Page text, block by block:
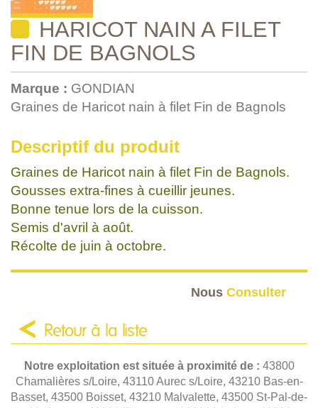
HARICOT NAIN A FILET
FIN DE BAGNOLS
Marque : GONDIAN
Graines de Haricot nain à filet Fin de Bagnols
Descriptif du produit
Graines de Haricot nain à filet Fin de Bagnols.
Gousses extra-fines à cueillir jeunes.
Bonne tenue lors de la cuisson.
Semis d'avril à août.
Récolte de juin à octobre.
Nous Consulter
Retour à la liste
Notre exploitation est située à proximité de : 43800
Chamalières s/Loire, 43110 Aurec s/Loire, 43210 Bas-en-
Basset, 43500 Boisset, 43210 Malvalette, 43500 St-Pal-de-